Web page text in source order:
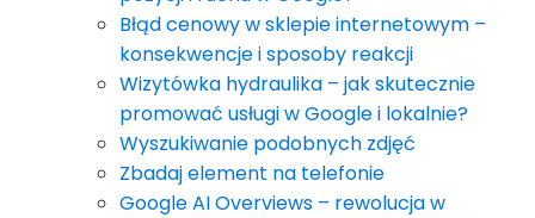
Błąd cenowy w sklepie internetowym –
konsekwencje i sposoby reakcji
Wizytówka hydraulika – jak skutecznie
promować usługi w Google i lokalnie?
Wyszukiwanie podobnych zdjęć
Zbadaj element na telefonie
Google AI Overviews – rewolucja w